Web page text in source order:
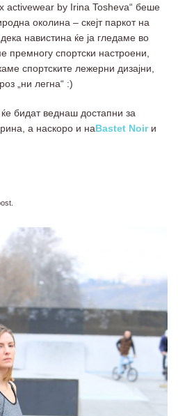
activewear by Irina Tosheva“ беше
околина – скејт паркот на
навистина ќе ја гледаме во
премногу спортски настроени,
спортските лежерни дизајни,
„ни легна“ :)
бидат веднаш достапни за
а наскоро и наBastet Noir и